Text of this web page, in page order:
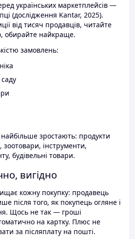
українських маркетплейсів —
(дослідження Kantar, 2025).
від тисяч продавців, читайте
обирайте найкраще.
замовлень:
зростають: продукти
зоотовари, інструменти,
будівельні товари.
вигідно
кожну покупку: продавець
після того, як покупець огляне і
Щось не так — гроші
на картку. Плюс не
за післяплату на пошті.